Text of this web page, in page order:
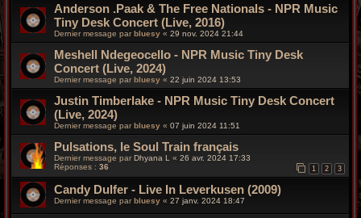
Anderson .Paak & The Free Nationals - NPR Music
Tiny Desk Concert (Live, 2016)
Dernier message par bluesy « 29 nov. 2024 21:44
Meshell Ndegeocello - NPR Music Tiny Desk
Concert (Live, 2024)
Dernier message par bluesy « 22 juin 2024 13:53
Justin Timberlake - NPR Music Tiny Desk Concert
(Live, 2024)
Dernier message par bluesy « 07 juin 2024 11:51
Pulsations, le Soul Train français
Dernier message par Dhyana L « 26 avr. 2024 17:33
Réponses : 36 1 2 3
Candy Dulfer - Live In Leverkusen (2009)
Dernier message parbluesy « 27 janv. 2024 18:47